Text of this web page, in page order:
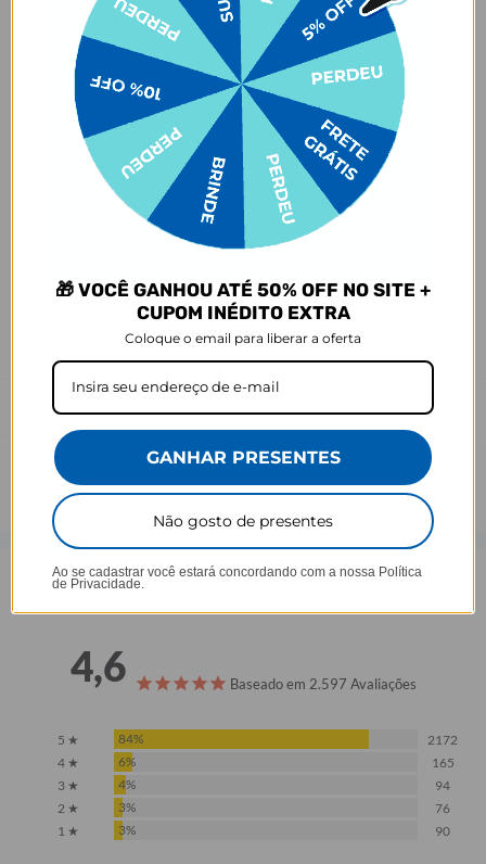
de acordo com a opção escolhida no momento da compra.
- Isso significa que a produção só começa após a confirmação do
pedido, e o item é criado exclusivamente com a estampa
selecionada,
mesmo quando não há customização com nome
- Por isso, é super importante conferir com atenção todos os
detalhes antes de finalizar a compra, como modelo, estampa e
variações escolhidas.
- Após o início da produção,
não é possível realizar
cancelamentos ou alterações , pois o produto não pode retornar
fabricação, costura e montagem, e 6 meses contra defeitos de
*A imagem do produto é ilustrativa e pode variar de tonalidade e
cor de acordo com a configuração de cada tela.
Prazo de Postagem
Opinião dos consumidores
4,6 Baseado em 2.597 Avaliações
5 ★ 84%
2172
4 ★
6%
165
3 ★
4%
94
2 ★
3%
76
1 ★
3% 90
🎁 VOCÊ GANHOU ATÉ 50% OFF NO SITE +
CUPOM INÉDITO EXTRA
Coloque o email para liberar a oferta
GANHAR PRESENTES
Não gosto de presentes
Ao se cadastrar você estará concordando com a nossa Política
de Privacidade.